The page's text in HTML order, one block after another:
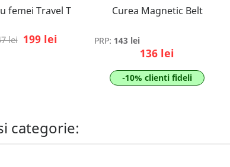
femei Travel T
lei 199 lei
Curea Magnetic Belt
PRP: 143 lei
136 lei
-10% clienti fideli
categorie: